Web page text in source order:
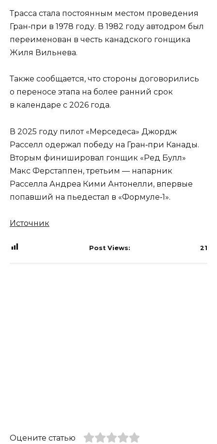
Трасса стала постоянным местом проведения
Гран‑при в 1978 году. В 1982 году автодром был
переименован в честь канадского гонщика
Жиля Вильнева.
Также сообщается, что стороны договорились
о переносе этапа на более ранний срок
в календаре с 2026 года.
В 2025 году пилот «Мерседеса» Джордж
Расселл одержал победу на Гран‑при Канады.
Вторым финишировал гонщик «Ред Булл»
Макс Ферстаппен, третьим — напарник
Расселла Андреа Кими Антонелли, впервые
попавший на пьедестал в «Формуле‑1».
Источник
Post Views: 21
Оцените статью